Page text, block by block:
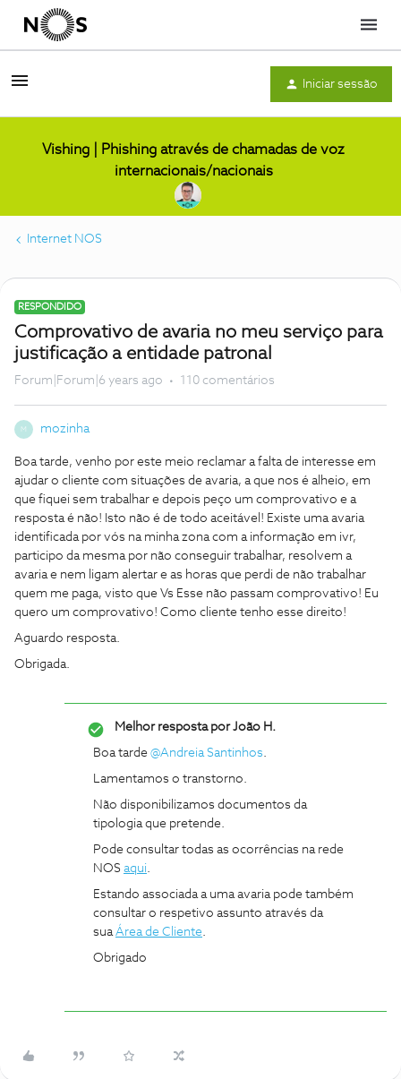
Menu
Iniciar sessão
Vishing | Phishing através de chamadas de voz
internacionais/nacionais
Internet NOS
RESPONDIDO
Comprovativo de avaria no meu serviço para
justificação a entidade patronal
Forum|Forum|6 years ago 110 comentários
M mozinha
Boa tarde, venho por este meio reclamar a falta de interesse em
ajudar o cliente com situações de avaria, a que nos é alheio, em
que fiquei sem trabalhar e depois peço um comprovativo e a
resposta é não! Isto não é de todo aceitável! Existe uma avaria
identificada por vós na minha zona com a informação em ivr,
participo da mesma por não conseguir trabalhar, resolvem a
avaria e nem ligam alertar e as horas que perdi de não trabalhar
quem me paga, visto que Vs Esse não passam comprovativo! Eu
quero um comprovativo! Como cliente tenho esse direito!
Aguardo resposta.
Obrigada.
Melhor resposta porJoão H.
Boa tarde @Andreia Santinhos.
Lamentamos o transtorno.
Não disponibilizamos documentos da
tipologia que pretende.
Pode consultar todas as ocorrências na rede
NOS aqui.
Estando associada a uma avaria pode também
consultar o respetivo assunto através da
suaÁrea de Cliente.
Obrigado